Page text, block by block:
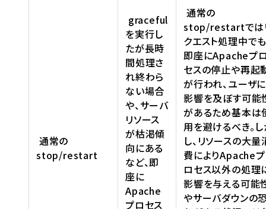
通常の
stop/restart
graceful
を実行し
たが長時
間処理さ
れ終わら
ない場合
や、サーバ
リソース
が枯渇傾
向にある
など、即
座に
Apache
プロセス
通常の
stop/restartでは
クエスト処理中で
即座にApacheプ
セスの停止や再起
が行われ、ユーザに
影響を及ぼす可能
があるため基本は
用を避けるべき。
し、リソースの大量
費によりApacheプ
ロセス以外の処理
影響を与える可能
やサーバダウンの